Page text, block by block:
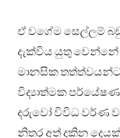
ඒ වගේම සෙල්ලම්
දැක්විය යුතු
මානසික
විද්‍යාත්මක
දරුවෝ විවිධ වර්ණ
නිතර අත් දකින